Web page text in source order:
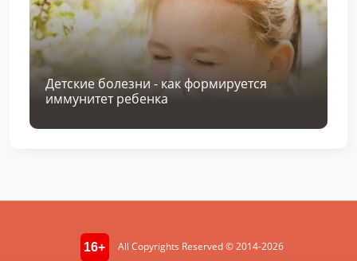
Детские болезни - как формируется
иммунитет ребенка
16+ All Copyrights Reserved © 2014-2026